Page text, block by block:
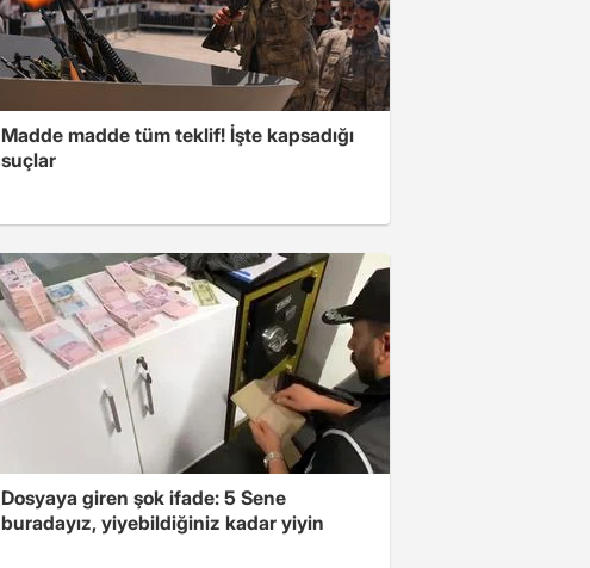
Madde madde tüm teklif! İşte kapsadığı
suçlar
Dosyaya giren şok ifade: 5 Sene
buradayız, yiyebildiğiniz kadar yiyin